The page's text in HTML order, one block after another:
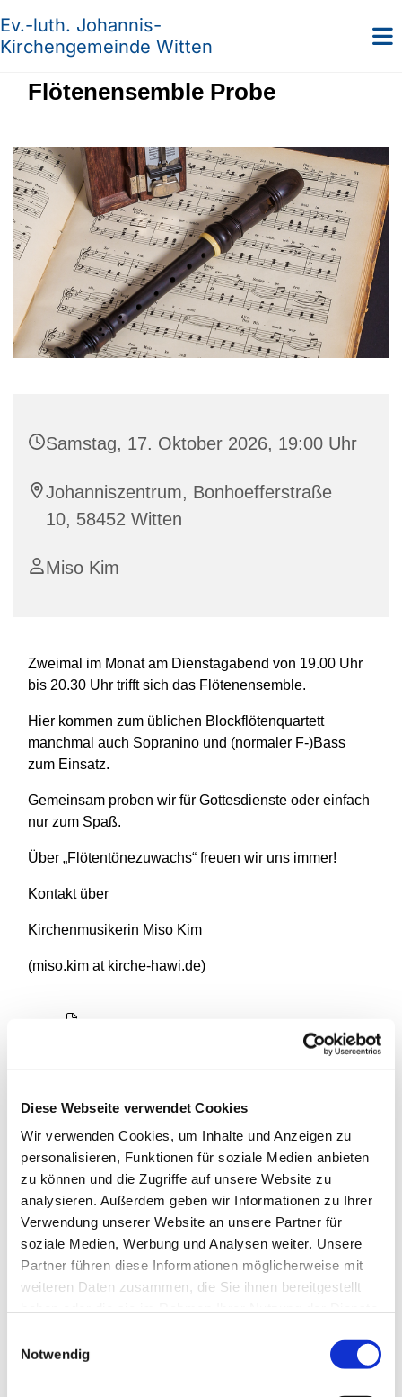
Diese Webseite verwendet Cookies
Wir verwenden Cookies, um Inhalte und Anzeigen zu
personalisieren, Funktionen für soziale Medien anbieten
zu können und die Zugriffe auf unsere Website zu
analysieren. Außerdem geben wir Informationen zu Ihrer
Verwendung unserer Website an unsere Partner für
soziale Medien, Werbung und Analysen weiter. Unsere
Partner führen diese Informationen möglicherweise mit
weiteren Daten zusammen, die Sie ihnen bereitgestellt
Notwendig
Ev.-luth. Johannis-
Kirchengemeinde Witten
Flötenensemble Probe
Samstag, 17. Oktober 2026, 19:00 Uhr
Johanniszentrum, Bonhoefferstraße
10, 58452 Witten
Miso Kim
Zweimal im Monat am Dienstagabend von 19.00 Uhr
bis 20.30 Uhr trifft sich das Flötenensemble.
Hier kommen zum üblichen Blockflötenquartett
manchmal auch Sopranino und (normaler F-)Bass
zum Einsatz.
Gemeinsam proben wir für Gottesdienste oder einfach
nur zum Spaß.
Über „Flötentönezuwachs“ freuen wir uns immer!
Kontakt über
Kirchenmusikerin Miso Kim
(miso.kim at kirche-hawi.de)